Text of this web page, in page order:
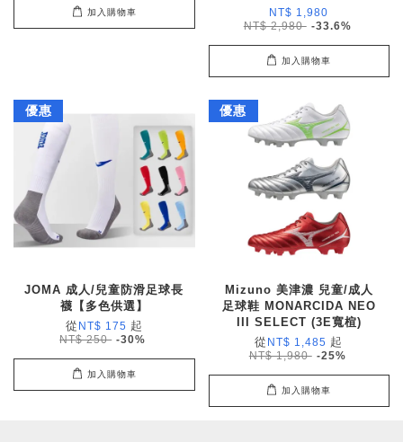
加入購物車
NT$ 1,980
NT$ 2,980 -33.6%
加入購物車
優惠
JOMA 成人/兒童防滑足球長
襪【多色供選】
從 NT$ 175 起
NT$ 250 -30%
加入購物車
優惠
Mizuno 美津濃 兒童/成人
足球鞋 MONARCIDA NEO
III SELECT (3E寬楦)
從 NT$ 1,485 起
NT$ 1,980 -25%
加入購物車